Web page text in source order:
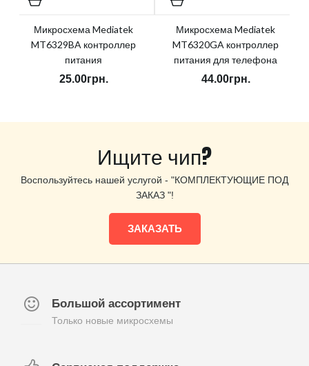
Микросхема Mediatek
MT6329BA контроллер
питания
25.00грн.
Микросхема Mediatek
MT6320GA контроллер
питания для телефона
44.00грн.
Ищите чип?
Воспользуйтесь нашей услугой - "КОМПЛЕКТУЮЩИЕ ПОД
ЗАКАЗ "!
ЗАКАЗАТЬ
Большой ассортимент
Только новые микросхемы